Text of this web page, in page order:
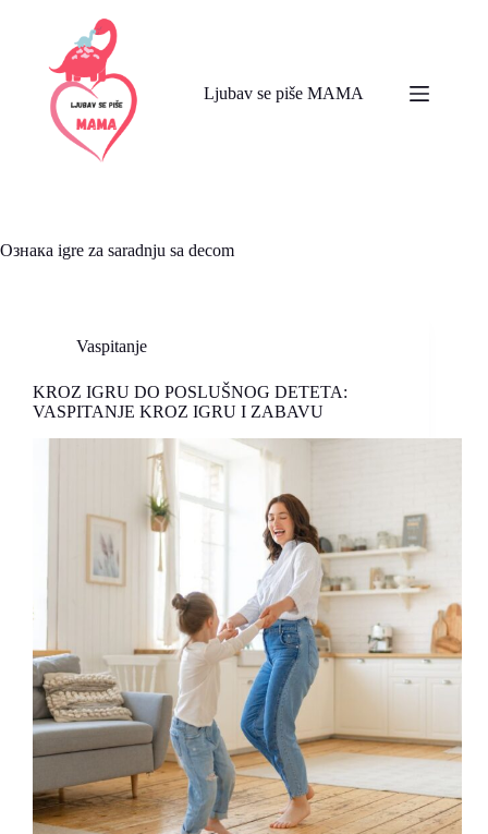
Ljubav se piše MAMA
Ознака igre za saradnju sa decom
Vaspitanje
KROZ IGRU DO POSLUŠNOG DETETA:
VASPITANJE KROZ IGRU I ZABAVU